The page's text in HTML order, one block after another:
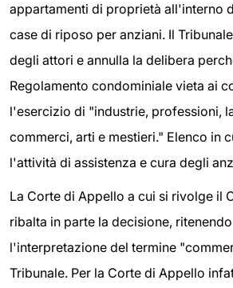
appartamenti di proprietà all'interno
case di riposo per anziani. Il
degli attori e annulla la delibera
Regolamento condominiale vieta ai
l'esercizio di "industrie, professioni,
commerci, arti e mestieri." Elenco in
l'attività di assistenza e cura degli
La Corte di Appello a cui si rivolge il
ribalta in parte la decisione,
l'interpretazione del termine
Tribunale. Per la Corte di Appello